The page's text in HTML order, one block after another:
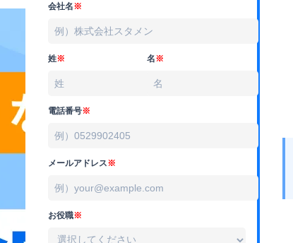
会社名※
姓※ 名※
電話番号※
メールアドレス※
お役職※